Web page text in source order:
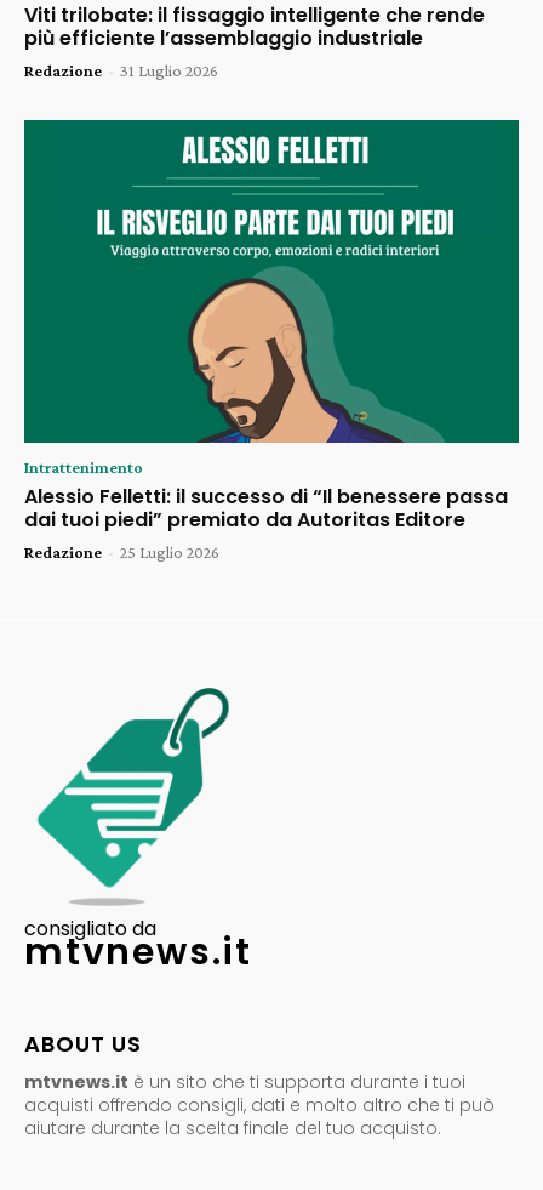
Viti trilobate: il fissaggio intelligente che rende
più efficiente l’assemblaggio industriale
Redazione - 31 Luglio 2026
Intrattenimento
Alessio Felletti: il successo di “Il benessere passa
dai tuoi piedi” premiato da Autoritas Editore
Redazione - 25 Luglio 2026
consigliato da
mtvnews.it
ABOUT US
mtvnews.it è un sito che ti supporta durante i tuoi
acquisti offrendo consigli, dati e molto altro che ti può
aiutare durante la scelta finale del tuo acquisto.